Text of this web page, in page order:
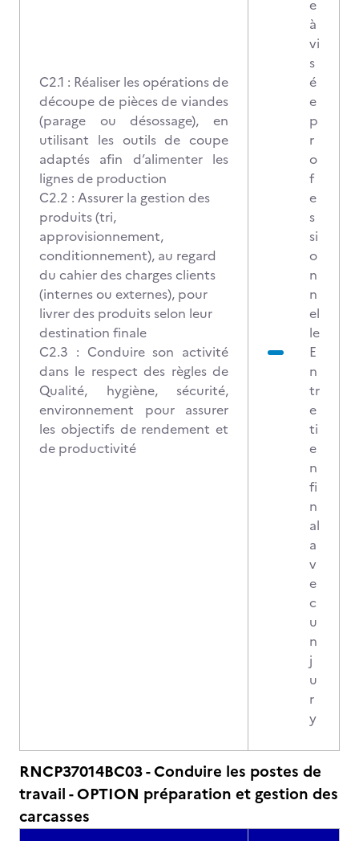
C2.1 : Réaliser les opérations de
découpe de pièces de viandes
(parage ou désossage), en
utilisant les outils de coupe
adaptés afin d’alimenter les
lignes de production
C2.2 : Assurer la gestion des
produits (tri,
approvisionnement,
conditionnement), au regard
du cahier des charges clients
(internes ou externes), pour
livrer des produits selon leur
destination finale
C2.3 : Conduire son activité
dans le respect des règles de
Qualité, hygiène, sécurité,
environnement pour assurer
les objectifs de rendement et
de productivité
e
à
vi
s
é
e
p
r
o
f
e
s
si
o
n
n
el
le
E
n
tr
e
ti
e
n
fi
n
al
a
v
e
c
u
n
j
u
r
y
RNCP37014BC03 - Conduire les postes de
travail - OPTION préparation et gestion des
carcasses